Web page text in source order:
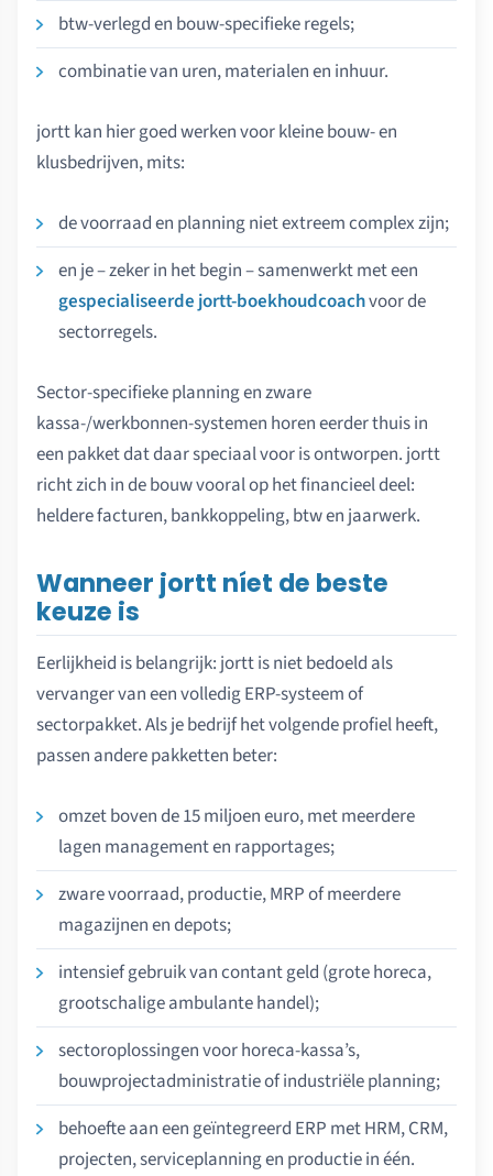
btw-verlegd en bouw-specifieke regels;
combinatie van uren, materialen en inhuur.
jortt kan hier goed werken voor kleine bouw- en
klusbedrijven, mits:
de voorraad en planning niet extreem complex zijn;
en je – zeker in het begin – samenwerkt met een
gespecialiseerde jortt-boekhoudcoachvoor de
sectorregels.
Sector-specifieke planning en zware
kassa-/werkbonnen-systemen horen eerder thuis in
een pakket dat daar speciaal voor is ontworpen. jortt
richt zich in de bouw vooral op het financieel deel:
heldere facturen, bankkoppeling, btw en jaarwerk.
Wanneer jortt níet de beste
keuze is
Eerlijkheid is belangrijk: jortt is niet bedoeld als
vervanger van een volledig ERP-systeem of
sectorpakket. Als je bedrijf het volgende profiel heeft,
passen andere pakketten beter:
omzet boven de 15 miljoen euro, met meerdere
lagen management en rapportages;
zware voorraad, productie, MRP of meerdere
magazijnen en depots;
intensief gebruik van contant geld (grote horeca,
grootschalige ambulante handel);
sectoroplossingen voor horeca-kassa’s,
bouwprojectadministratie of industriële planning;
behoefte aan een geïntegreerd ERP met HRM, CRM,
projecten, serviceplanning en productie in één.